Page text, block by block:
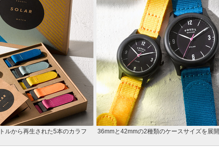
ルから再生された5本のカラフ
36mmと42mmの2種類のケースサイズを展開